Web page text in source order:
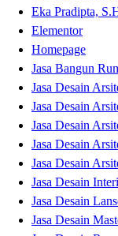
Eka Pradipta,
Elementor
Homepage
Jasa Bangun
Jasa Desain
Jasa Desain
Jasa Desain
Jasa Desain
Jasa Desain
Jasa Desain
Jasa Desain
Jasa Desain